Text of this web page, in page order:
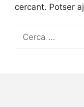
cercant. Potser
Cerca: